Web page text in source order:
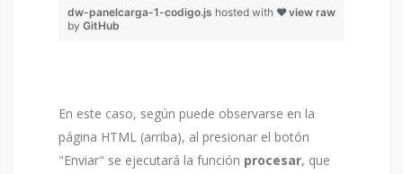
view raw
dw-panelcarga-1-codigo.js hosted with ❤
by GitHub
En este caso, según puede observarse en la
página HTML (arriba), al presionar el botón
"Enviar" se ejecutará la función procesar, que